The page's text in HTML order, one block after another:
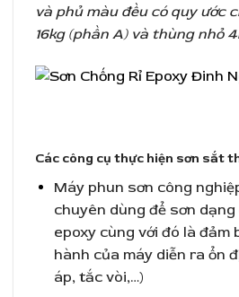
và phủ màu đều có quy ước
16kg (phần A) và thùng nhỏ
Các công cụ thực hiện sơn sắt
Máy phun sơn công
chuyên dùng để sơn
epoxy cùng với đó là đảm
hành của máy diễn ra ổn
áp, tắc vòi,…)